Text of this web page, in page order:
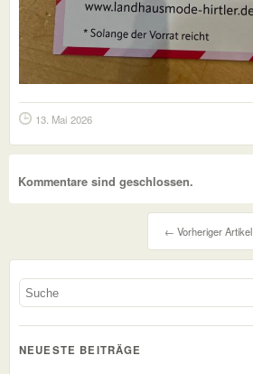
13. Mai 2026
Kommentare sind geschlossen.
← Vorheriger Artikel
NEUESTE BEITRÄGE